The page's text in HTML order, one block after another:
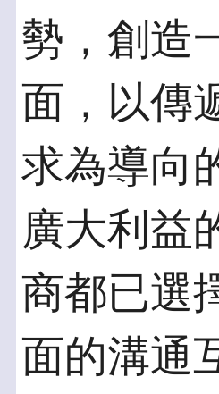
勢，創造
面，以傳
求為導向
廣大利益
商都已選
面的溝通